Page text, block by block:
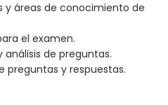
y áreas de conocimiento de
el examen.
de preguntas.
preguntas y respuestas.